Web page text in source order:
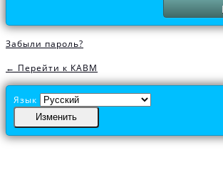
Забыли пароль?
← Перейти к КАВМ
Язык